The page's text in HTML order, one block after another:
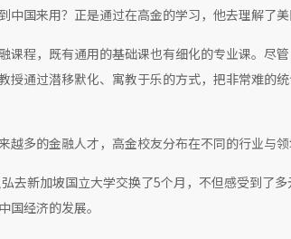
国来用？正是通过在高金的学习，他去理解了美
课程，既有通用的基础课也有细化的专业课。尽
授通过潜移默化、寓教于乐的方式，把非常难的
多的金融人才，高金校友分布在不同的行业与领
去新加坡国立大学交换了5个月，不但感受到了
经济的发展。